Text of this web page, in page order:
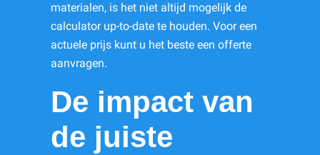
materialen, is het niet altijd mogelijk de
calculator up-to-date te houden. Voor een
actuele prijs kunt u het beste een offerte
aanvragen.
De impact van
de juiste